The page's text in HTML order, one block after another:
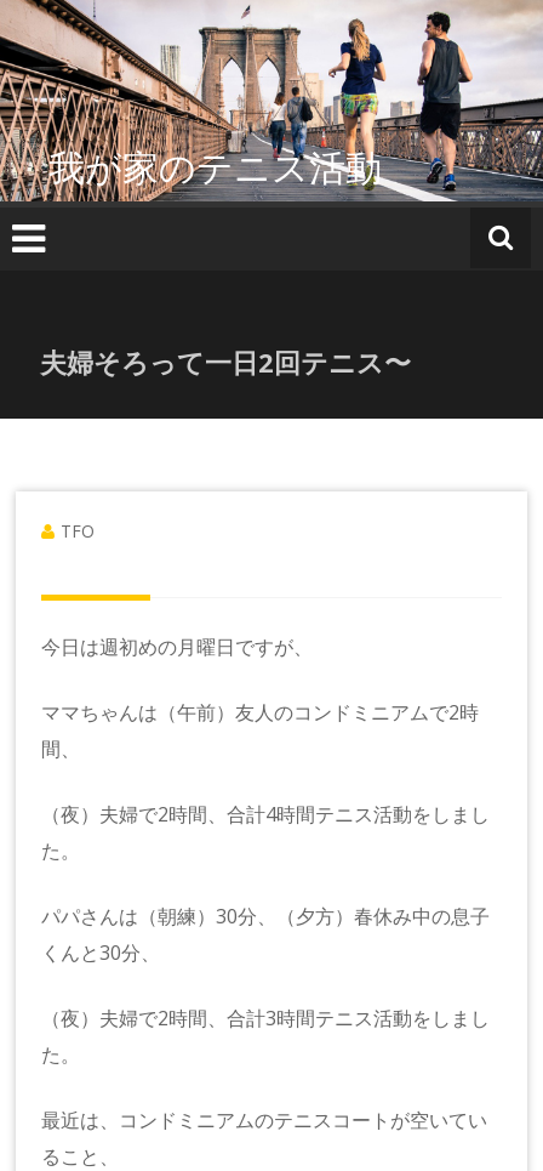
ン
テ
ン
ツ
へ
ス
キ
ッ
我が家のテニス活動
夫婦そろって一日2回テニス〜
TFO
今日は週初めの月曜日ですが、
ママちゃんは（午前）友人のコンドミニアムで2時
間、
（夜）夫婦で2時間、合計4時間テニス活動をしまし
た。
パパさんは（朝練）30分、（夕方）春休み中の息子
くんと30分、
（夜）夫婦で2時間、合計3時間テニス活動をしまし
た。
最近は、コンドミニアムのテニスコートが空いてい
ること、